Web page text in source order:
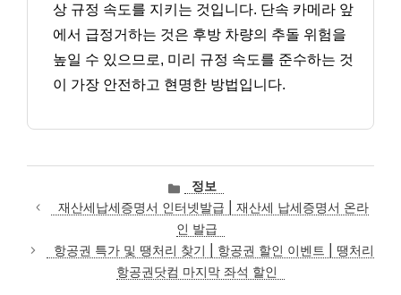
상 규정 속도를 지키는 것입니다. 단속 카메라 앞
에서 급정거하는 것은 후방 차량의 추돌 위험을
높일 수 있으므로, 미리 규정 속도를 준수하는 것
이 가장 안전하고 현명한 방법입니다.
카
테
고
리
정보
재산세납세증명서 인터넷발급 | 재산세 납세증명서 온라
인 발급
항공권 특가 및 땡처리 찾기 | 항공권 할인 이벤트 | 땡처리
항공권닷컴 마지막 좌석 할인